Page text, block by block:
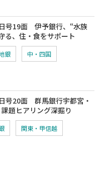
号19面 伊予銀行、“水族
る、住・食をサポート
銀 中・四国
号20面 群馬銀行宇都宮・
題ヒアリング深掘り
関東・甲信越